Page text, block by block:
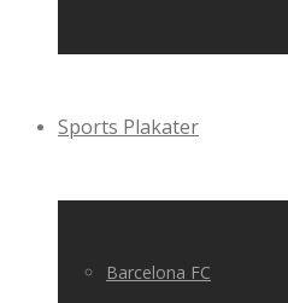
Sports Plakater
Barcelona FC